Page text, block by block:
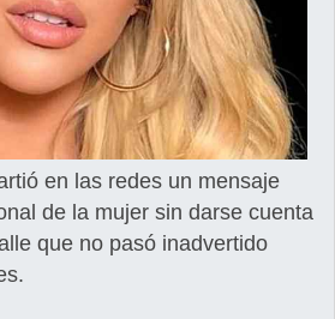
en las redes un mensaje
de la mujer sin darse cuenta
que no pasó inadvertido